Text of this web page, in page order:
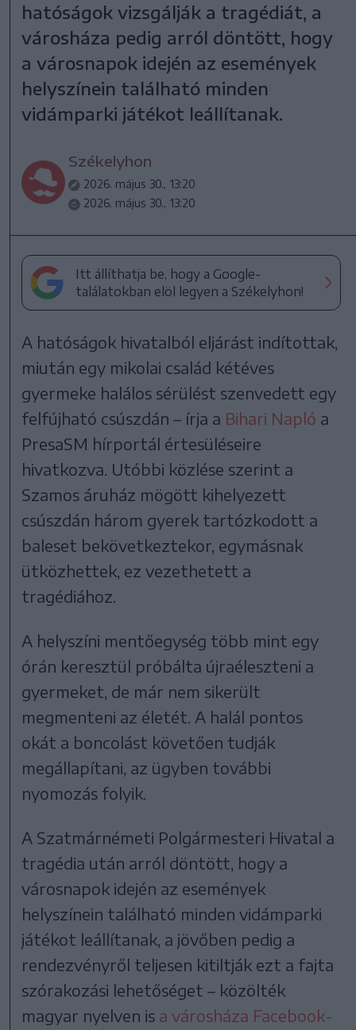
hatóságok vizsgálják a tragédiát, a
városháza pedig arról döntött, hogy
a városnapok idején az események
helyszínein található minden
vidámparki játékot leállítanak.
Székelyhon
2026. május 30., 13:20
2026. május 30., 13:20
Itt állíthatja be, hogy a Google-
találatokban elöl legyen a Székelyhon!
A hatóságok hivatalból eljárást indítottak,
miután egy mikolai család kétéves
gyermeke halálos sérülést szenvedett egy
felfújható csúszdán – írja a Bihari Napló a
PresaSM hírportál értesüléseire
hivatkozva. Utóbbi közlése szerint a
Szamos áruház mögött kihelyezett
csúszdán három gyerek tartózkodott a
baleset bekövetkeztekor, egymásnak
ütközhettek, ez vezethetett a
tragédiához.
A helyszíni mentőegység több mint egy
órán keresztül próbálta újraéleszteni a
gyermeket, de már nem sikerült
megmenteni az életét. A halál pontos
okát a boncolást követően tudják
megállapítani, az ügyben további
nyomozás folyik.
A Szatmárnémeti Polgármesteri Hivatal a
tragédia után arról döntött, hogy a
városnapok idején az események
helyszínein található minden vidámparki
játékot leállítanak, a jövőben pedig a
rendezvényről teljesen kitiltják ezt a fajta
szórakozási lehetőséget – közölték
magyar nyelven is a városháza Facebook-